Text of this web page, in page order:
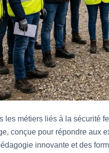
les métiers liés à la sécurité
conçue pour répondre aux
innovante et des